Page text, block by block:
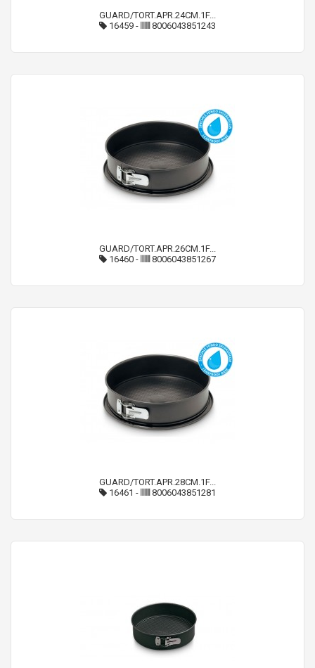
GUARD/TORT.APR.24CM.1F...
16459 - 8006043851243
GUARD/TORT.APR.26CM.1F...
16460 - 8006043851267
GUARD/TORT.APR.28CM.1F...
16461 - 8006043851281